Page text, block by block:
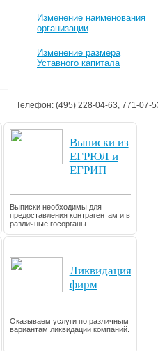
Изменение наименования
организации
Изменение размера
Уставного капитала
Телефон: (495) 228-04-63, 771-07-
Выписки из
ЕГРЮЛ и
ЕГРИП
Выписки необходимы для
предоставления контрагентам и в
различные госорганы.
Ликвидация
фирм
Оказываем услуги по различным
вариантам ликвидации компаний.